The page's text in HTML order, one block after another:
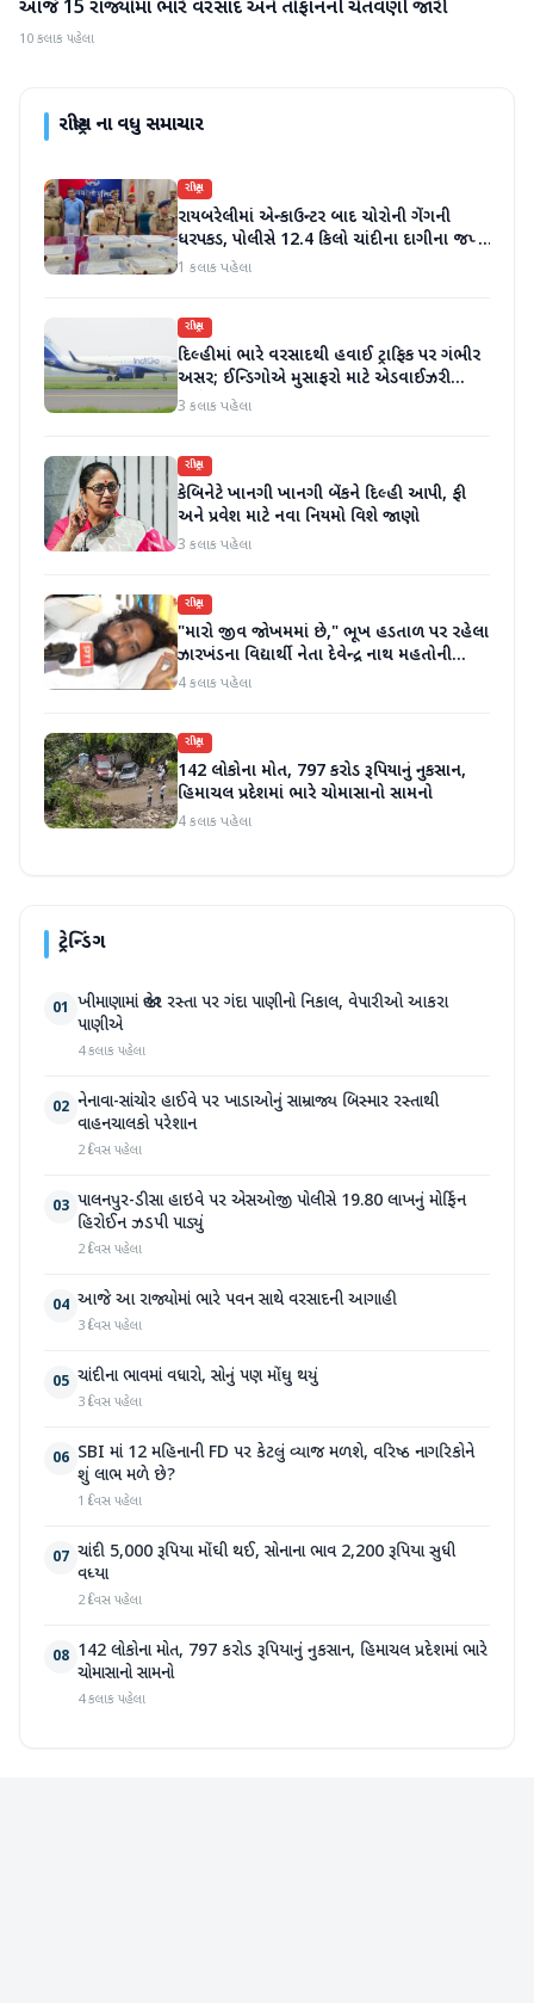
રાષ્ટ્રીય
આજે 15 રાજ્યોમાં ભારે વરસાદ અને તોફાનની ચેતવણી જારી
10 કલાક પહેલા
રાષ્ટ્રીયના વધુ સમાચાર
રાષ્ટ્રીય
રાયબરેલીમાં એન્કાઉન્ટર બાદ ચોરોની ગેંગની
ધરપકડ, પોલીસે 12.4 કિલો ચાંદીના દાગીના જપ્ત
કર્યા
1 કલાક પહેલા
રાષ્ટ્રીય
દિલ્હીમાં ભારે વરસાદથી હવાઈ ટ્રાફિક પર ગંભીર
અસર; ઈન્ડિગોએ મુસાફરો માટે એડવાઈઝરી
જાહેર કરી
3 કલાક પહેલા
રાષ્ટ્રીય
કેબિનેટે ખાનગી ખાનગી બેંકને દિલ્હી આપી, ફી
અને પ્રવેશ માટે નવા નિયમો વિશે જાણો
3 કલાક પહેલા
રાષ્ટ્રીય
"મારો જીવ જોખમમાં છે," ભૂખ હડતાળ પર રહેલા
ઝારખંડના વિદ્યાર્થી નેતા દેવેન્દ્ર નાથ મહતોની
તબિયત ખરાબ
4 કલાક પહેલા
રાષ્ટ્રીય
142 લોકોના મોત, 797 કરોડ રૂપિયાનું નુકસાન,
હિમાચલ પ્રદેશમાં ભારે ચોમાસાનો સામનો
4 કલાક પહેલા
ટ્રેન્ડિંગ
01 ખીમાણામાં જાહેર રસ્તા પર ગંદા પાણીનો નિકાલ, વેપારીઓ આકરા
પાણીએ
4 કલાક પહેલા
02 નેનાવા-સાંચોર હાઈવે પર ખાડાઓનું સામ્રાજ્ય બિસ્માર રસ્તાથી
વાહનચાલકો પરેશાન
2 દિવસ પહેલા
03 પાલનપુર-ડીસા હાઇવે પર એસઓજી પોલીસે 19.80 લાખનું મોર્ફિન
હિરોઈન ઝડપી પાડ્યું
2 દિવસ પહેલા
04 આજે આ રાજ્યોમાં ભારે પવન સાથે વરસાદની આગાહી
3 દિવસ પહેલા
05 ચાંદીના ભાવમાં વધારો, સોનું પણ મોંઘુ થયું
3 દિવસ પહેલા
06 SBI માં 12 મહિનાની FD પર કેટલું વ્યાજ મળશે, વરિષ્ઠ નાગરિકોને
શું લાભ મળે છે?
1 દિવસ પહેલા
07 ચાંદી 5,000 રૂપિયા મોંઘી થઈ, સોનાના ભાવ 2,200 રૂપિયા સુધી
વધ્યા
2 દિવસ પહેલા
08 142 લોકોના મોત, 797 કરોડ રૂપિયાનું નુકસાન, હિમાચલ પ્રદેશમાં ભારે
ચોમાસાનો સામનો
4 કલાક પહેલા